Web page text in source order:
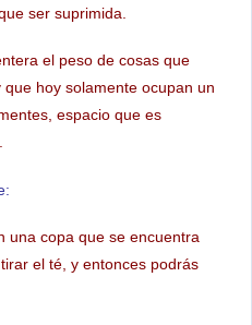
ser suprimida.
el peso de cosas que
hoy solamente ocupan un
espacio que es
una copa que se encuentra
el té, y entonces podrás